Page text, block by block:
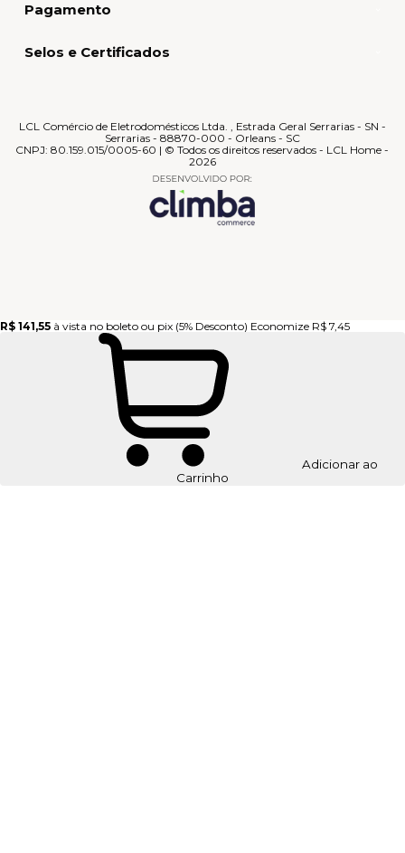
Pagamento
Selos e Certificados
LCL Comércio de Eletrodomésticos Ltda. , Estrada Geral Serrarias - SN -
Serrarias - 88870-000 - Orleans - SC
CNPJ: 80.159.015/0005-60 | © Todos os direitos reservados - LCL Home -
2026
R$ 141,55 à vista no boleto ou pix (5% Desconto) Economize R$ 7,45
Adicionar ao
Carrinho